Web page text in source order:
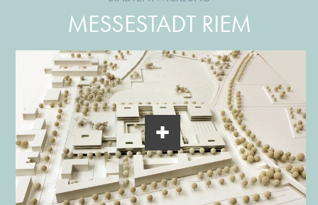
MESSESTADT RIEM